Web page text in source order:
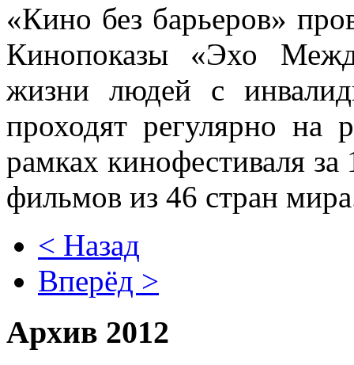
«Кино без барьеров»
Кинопоказы «Эхо
жизни людей с
проходят регулярно на
рамках кинофестиваля
фильмов из 46 стран
< Назад
Вперёд >
Архив 2012